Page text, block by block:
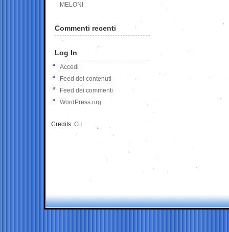
MELONI
Commenti recenti
Log In
Accedi
Feed dei contenuti
Feed dei commenti
WordPress.org
Credits: G.I